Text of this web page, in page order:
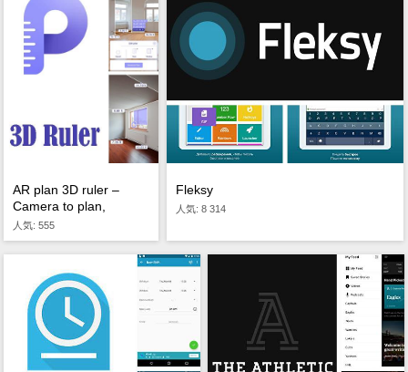
AR plan 3D ruler –
Camera to plan,
floorplanner
人気: 555
Fleksy
人気: 8 314